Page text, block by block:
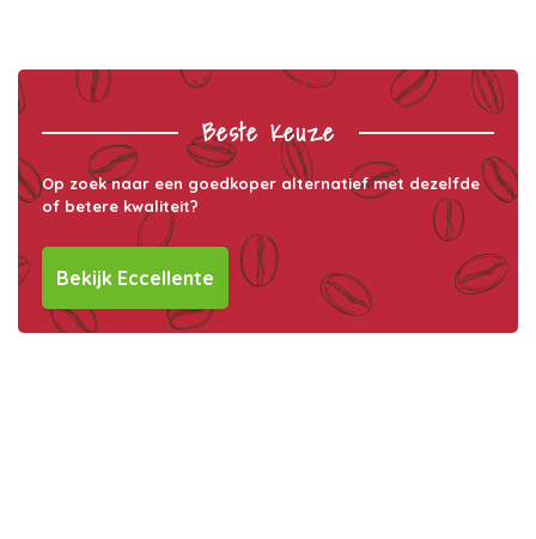
Beste Keuze
Op zoek naar een goedkoper alternatief met dezelfde
of betere kwaliteit?
Bekijk Eccellente